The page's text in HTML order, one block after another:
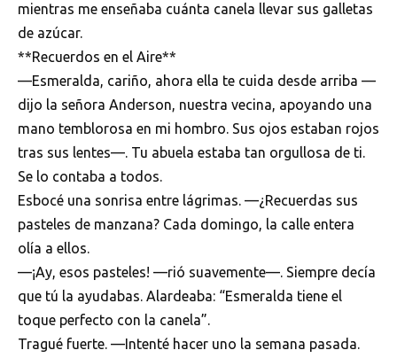
mientras me enseñaba cuánta canela llevar sus galletas
de azúcar.
**Recuerdos en el Aire**
—Esmeralda, cariño, ahora ella te cuida desde arriba —
dijo la señora Anderson, nuestra vecina, apoyando una
mano temblorosa en mi hombro. Sus ojos estaban rojos
tras sus lentes—. Tu abuela estaba tan orgullosa de ti.
Se lo contaba a todos.
Esbocé una sonrisa entre lágrimas. —¿Recuerdas sus
pasteles de manzana? Cada domingo, la calle entera
olía a ellos.
—¡Ay, esos pasteles! —rió suavemente—. Siempre decía
que tú la ayudabas. Alardeaba: “Esmeralda tiene el
toque perfecto con la canela”.
Tragué fuerte. —Intenté hacer uno la semana pasada.